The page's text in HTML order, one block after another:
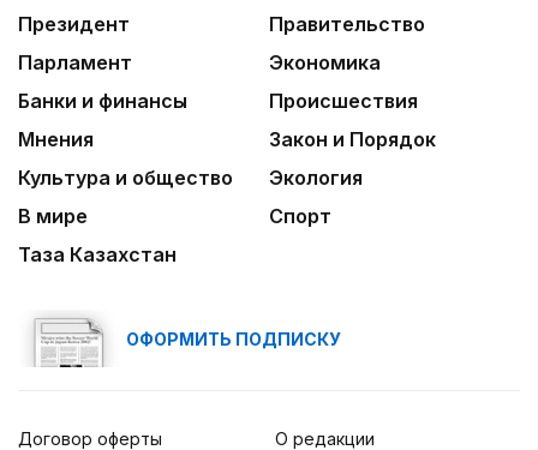
Президент
Правительство
Парламент
Экономика
Банки и финансы
Происшествия
Мнения
Закон и Порядок
Культура и общество
Экология
В мире
Спорт
Таза Казахстан
ОФОРМИТЬ ПОДПИСКУ
Договор оферты
О редакции